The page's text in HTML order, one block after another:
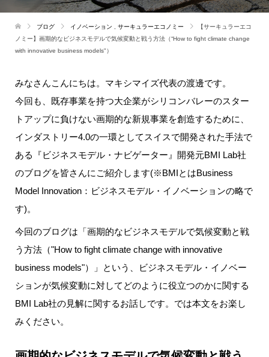
ブログ イノベーション サーキュラーエコノミー
【サーキュラーエコ
ノミー】画期的なビジネスモデルで気候変動と戦う方法（“How to fight climate change
with innovative business models"）
みなさんこんにちは。マキシマイズ代表の渡邊です。
今回も、既存事業を持つ大企業がシリコンバレーのスター
トアップに負けない画期的な新規事業を創造するために、
インダストリー4.0の一環としてスイスで開発された手法で
ある『ビジネスモデル・ナビゲーター』開発元BMI Lab社
のブログを皆さんにご紹介します(※BMIとはBusiness
Model Innovation：ビジネスモデル・イノベーションの略で
す)。
今回のブログは「画期的なビジネスモデルで気候変動と戦
う方法（"How to fight climate change with innovative
business models"）」という、ビジネスモデル・イノベー
ションが気候変動に対してどのように役立つのかに関する
BMI Lab社の見解に関するお話しです。では本文をお楽し
みください。